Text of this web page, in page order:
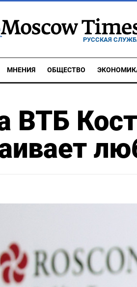
РУССКАЯ
МНЕНИЯ ОБЩЕСТВО
ВТБ